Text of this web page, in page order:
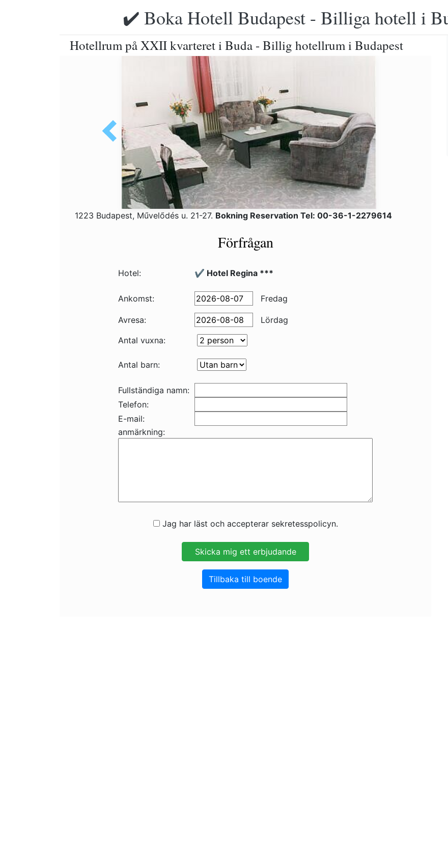
✔️ Boka Hotell Budapest - Billiga hotell i
Hotellrum på XXII kvarteret i Buda - Billig hotellrum i Budapest
1223 Budapest, Művelődés u. 21-27. Bokning Reservation Tel: 00-36-1-2279614
Förfrågan
Hotel: ✔️ Hotel Regina ***
Ankomst: Fredag
Avresa:
Lördag
Antal vuxna:
Antal barn:
Fullständiga namn:
Telefon:
E-mail:
anmärkning:
Jag har läst och accepterar sekretesspolicyn.
Tillbaka till boende